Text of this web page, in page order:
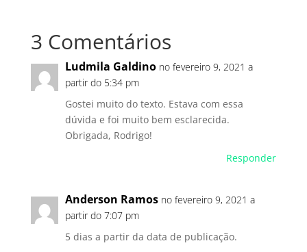
3 Comentários
Ludmila Galdino no fevereiro 9, 2021 a
partir do 5:34 pm
Gostei muito do texto. Estava com essa
dúvida e foi muito bem esclarecida.
Obrigada, Rodrigo!
Responder
Anderson Ramos no fevereiro 9, 2021 a
partir do 7:07 pm
5 dias a partir da data de publicação.